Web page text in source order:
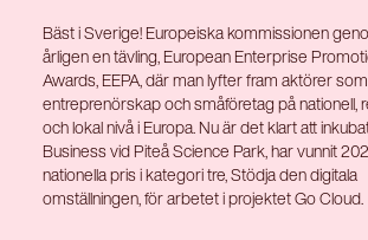
Bäst i Sverige! Europeiska kommissionen
årligen en tävling, European Enterprise
Awards, EEPA, där man lyfter fram aktörer
entreprenörskap och småföretag på nationell,
och lokal nivå i Europa. Nu är det klart att
Business vid Piteå Science Park, har vunnit
nationella pris i kategori tre, Stödja den digitala
omställningen, för arbetet i projektet Go Cloud.